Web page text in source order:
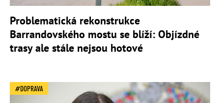
Problematická rekonstrukce
Barrandovského mostu se blíží: Objízdné
trasy ale stále nejsou hotové
DOPRAVA